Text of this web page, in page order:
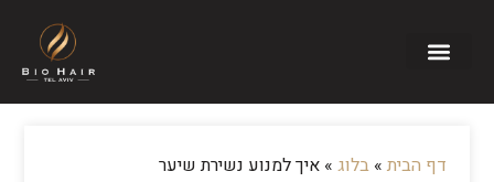
דף הבית» בלוג» איך למנוע נשירת שיער